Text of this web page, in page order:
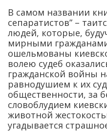
В самом названии
сепаратистов” –
людей, которые,
мирными
ошельмованы
волею судеб
гражданской войны
равнодушием к их
общественности, за
словоблудием
животной
угадывается